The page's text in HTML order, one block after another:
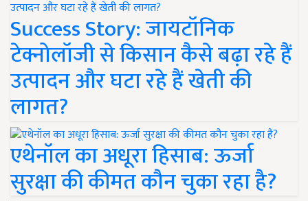
Success Story: जायटॉनिक
टेक्नोलॉजी से किसान कैसे बढ़ा रहे हैं
उत्पादन और घटा रहे हैं खेती की
लागत?
एथेनॉल का अधूरा हिसाब: ऊर्जा
सुरक्षा की कीमत कौन चुका रहा है?